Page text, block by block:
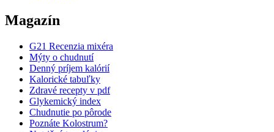
Magazín
G21 Recenzia mixéra
Mýty o chudnutí
Denný príjem kalórií
Kalorické tabuľky
Zdravé recepty v pdf
Glykemický index
Chudnutie po pôrode
Poznáte Kolostrum?